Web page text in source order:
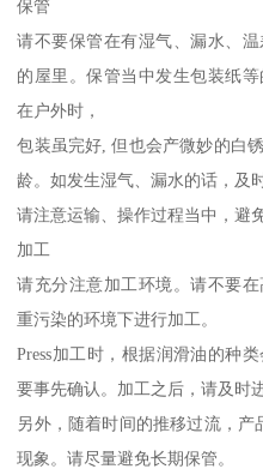
保管
请不要保管在有湿气、漏水、
的屋里。保管当中发生包装纸
在户外时，
包装虽完好, 但也会产微妙的白
龄。如发生湿气、漏水的话，及
请注意运输、操作过程当中，避
加工
请充分注意加工环境。请不要
重污染的环境下进行加工。
Press加工时，根据润滑油的种
要事先确认。加工之后，请及时
另外，随着时间的推移过流，产
现象。请尽量避免长期保管。